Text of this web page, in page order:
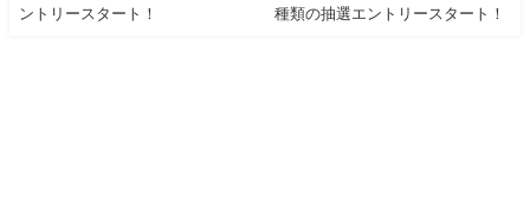
ントリースタート！
種類の抽選エントリースタート！